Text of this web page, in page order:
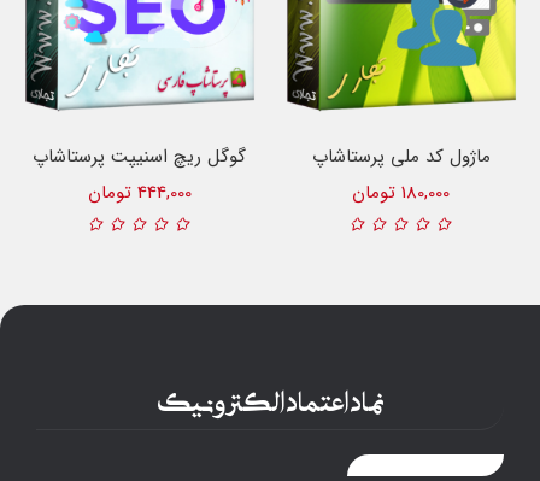
گوگل ریچ اسنیپت پرستاشاپ
444,000 تومان
ماژول کد ملی پرستاشاپ
180,000 تومان
نماد اعتماد الکترونیک